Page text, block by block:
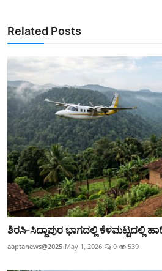
Related Posts
ಶಿರಸಿ-ಸಿದ್ದಾಪುರ ಭಾಗದಲ್ಲಿ ಕೆಳಮಟ್ಟದಲ್ಲಿ
aaptanews@2025 May 1, 2026 0 539